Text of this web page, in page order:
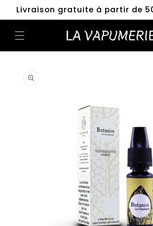
passer
au
contenu
Livraison gratuite à partir de
informations
produits